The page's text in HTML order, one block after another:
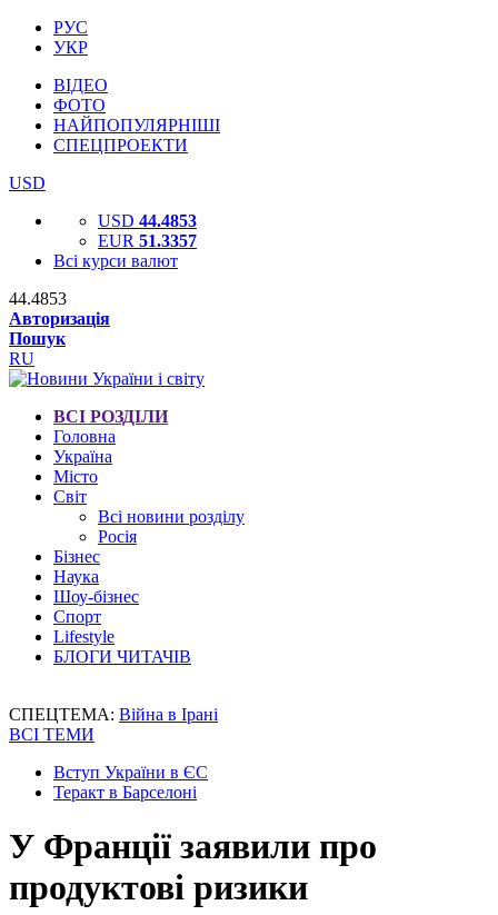
РУС
УКР
ВІДЕО
ФОТО
НАЙПОПУЛЯРНІШІ
СПЕЦПРОЕКТИ
USD
USD 44.4853
EUR 51.3357
Всі курси валют
44.4853
Авторизація
Пошук
RU
ВСІ РОЗДІЛИ
Головна
Україна
Місто
Світ
Всі новини розділу
Росія
Бізнес
Наука
Шоу-бізнес
Спорт
Lifestyle
БЛОГИ ЧИТАЧІВ
СПЕЦТЕМА: Війна в Ірані
ВСІ ТЕМИ
Вступ України в ЄС
Теракт в Барселоні
У Франції заявили про
продуктові ризики